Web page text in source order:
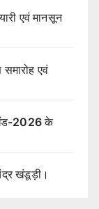
एवं मानसून
एवं
2026 के
खंडूड़ी।